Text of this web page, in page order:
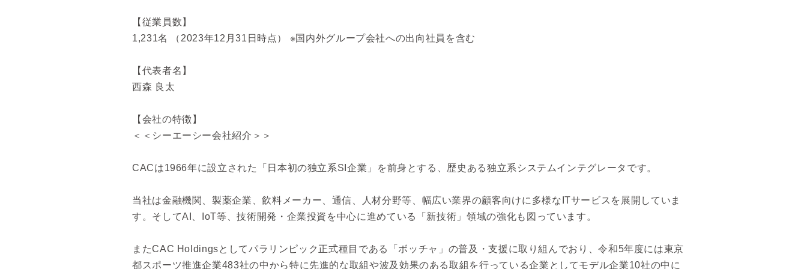
【従業員数】
1,231名 （2023年12月31日時点） ※国内外グループ会社への出向社員を含む
【代表者名】
西森 良太
【会社の特徴】
＜＜シーエーシー会社紹介＞＞
CACは1966年に設立された「日本初の独立系SI企業」を前身とする、歴史ある独立系システムインテグレータです。
当社は金融機関、製薬企業、飲料メーカー、通信、人材分野等、幅広い業界の顧客向けに多様なITサービスを展開していま
す。そしてAI、IoT等、技術開発・企業投資を中心に進めている「新技術」領域の強化も図っています。
またCAC Holdingsとしてパラリンピック正式種目である「ボッチャ」の普及・支援に取り組んでおり、令和5年度には東京
都スポーツ推進企業483社の中から特に先進的な取組や波及効果のある取組を行っている企業としてモデル企業10社の中に